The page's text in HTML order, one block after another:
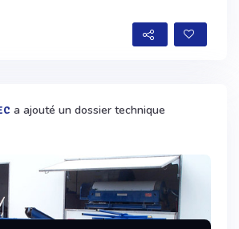
a ajouté un dossier technique